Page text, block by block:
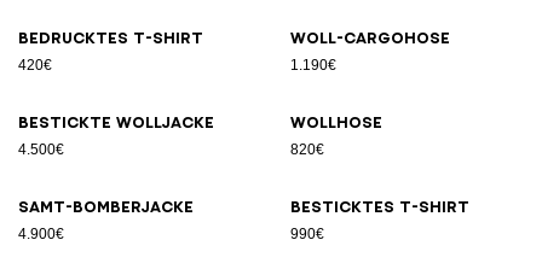
Bedrucktes T-Shirt
420€
Woll-Cargohose
1.190€
Bestickte Wolljacke
4.500€
Wollhose
820€
Samt-Bomberjacke
4.900€
Besticktes T-Shirt
990€